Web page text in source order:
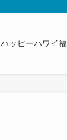
ハッピーハワイ